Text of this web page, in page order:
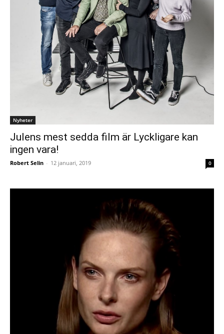
Nyheter
Julens mest sedda film är Lyckligare kan
ingen vara!
Robert Selin - 12 januari, 2019 0